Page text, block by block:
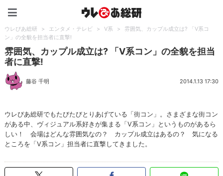
ウレぴあ総研 > エンタメ・テレビ > V系 >
雰囲気、カップル成立は? 「V系コ
ン」の全貌を担当者に直撃!
雰囲気、カップル成立は? 「V系コン」の全貌を担当
者に直撃!
藤谷 千明 2014.1.13 17:30
ウレぴあ総研でもたびたびとりあげている「街コン」。さまざまな街コン
がある中、ヴィジュアル系好きが集まる「V系コン」というものがあるら
しい！ 会場はどんな雰囲気なの？ カップル成立はあるの？ 気になる
ところを「V系コン」担当者に直撃してきました。